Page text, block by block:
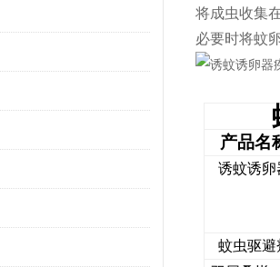
将成虫收集
必要时将蚊
产品名
诱蚊诱卵
蚊虫驱避